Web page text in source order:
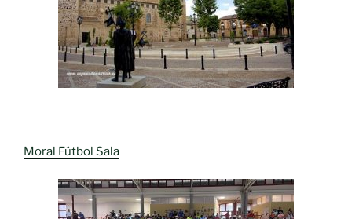
Moral Fútbol Sala